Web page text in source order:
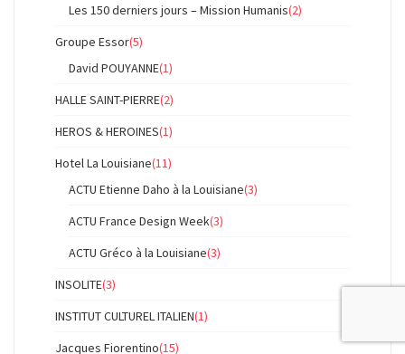
Les 150 derniers jours – Mission Humanis(2)
Groupe Essor(5)
David POUYANNE(1)
HALLE SAINT-PIERRE(2)
HEROS & HEROINES(1)
Hotel La Louisiane(11)
ACTU Etienne Daho à la Louisiane(3)
ACTU France Design Week(3)
ACTU Gréco à la Louisiane(3)
INSOLITE(3)
INSTITUT CULTUREL ITALIEN(1)
Jacques Fiorentino(15)